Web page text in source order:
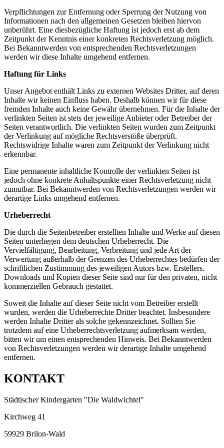
Verpflichtungen zur Entfernung oder Sperrung der Nutzung von
Informationen nach den allgemeinen Gesetzen bleiben hiervon
unberührt. Eine diesbezügliche Haftung ist jedoch erst ab dem
Zeitpunkt der Kenntnis einer konkreten Rechtsverletzung möglich.
Bei Bekanntwerden von entsprechenden Rechtsverletzungen
werden wir diese Inhalte umgehend entfernen.
Haftung für Links
Unser Angebot enthält Links zu externen Websites Dritter, auf deren
Inhalte wir keinen Einfluss haben. Deshalb können wir für diese
fremden Inhalte auch keine Gewähr übernehmen. Für die Inhalte der
verlinkten Seiten ist stets der jeweilige Anbieter oder Betreiber der
Seiten verantwortlich. Die verlinkten Seiten wurden zum Zeitpunkt
der Verlinkung auf mögliche Rechtsverstöße überprüft.
Rechtswidrige Inhalte waren zum Zeitpunkt der Verlinkung nicht
erkennbar.
Eine permanente inhaltliche Kontrolle der verlinkten Seiten ist
jedoch ohne konkrete Anhaltspunkte einer Rechtsverletzung nicht
zumutbar. Bei Bekanntwerden von Rechtsverletzungen werden wir
derartige Links umgehend entfernen.
Urheberrecht
Die durch die Seitenbetreiber erstellten Inhalte und Werke auf diesen
Seiten unterliegen dem deutschen Urheberrecht. Die
Vervielfältigung, Bearbeitung, Verbreitung und jede Art der
Verwertung außerhalb der Grenzen des Urheberrechtes bedürfen der
schriftlichen Zustimmung des jeweiligen Autors bzw. Erstellers.
Downloads und Kopien dieser Seite sind nur für den privaten, nicht
kommerziellen Gebrauch gestattet.
Soweit die Inhalte auf dieser Seite nicht vom Betreiber erstellt
wurden, werden die Urheberrechte Dritter beachtet. Insbesondere
werden Inhalte Dritter als solche gekennzeichnet. Sollten Sie
trotzdem auf eine Urheberrechtsverletzung aufmerksam werden,
bitten wir um einen entsprechenden Hinweis. Bei Bekanntwerden
von Rechtsverletzungen werden wir derartige Inhalte umgehend
entfernen.
KONTAKT
Städtischer Kindergarten "Die Waldwichtel"
Kirchweg 41
59929 Brilon-Wald